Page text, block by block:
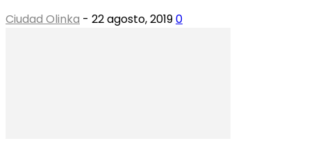
Ciudad Olinka - 22 agosto, 20190